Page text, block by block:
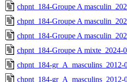
chpnt_184-Groupe A
chpnt_184-Groupe A
chpnt_184-Groupe A
chpnt_184-Groupe A mixte_2024-
chpnt_184-gr_A_masculins_2012-
chpnt_184-gr_A_masculins_2012-